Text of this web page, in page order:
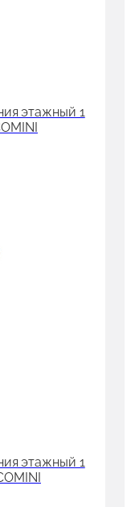
этажный 1
этажный 1